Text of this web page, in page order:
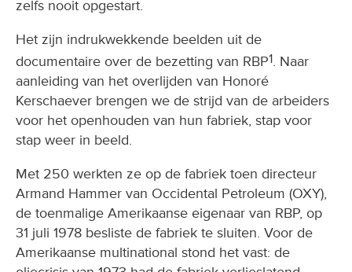
Het zijn indrukwekkende beelden uit de
documentaire over de bezetting van RBP
aanleiding van het overlijden van Honoré
Kerschaever brengen we de strijd van de arbeiders
voor het openhouden van hun fabriek, stap voor
stap weer in beeld.
Met 250 werkten ze op de fabriek toen directeur
de toenmalige Amerikaanse eigenaar van RBP, op
31 juli 1978 besliste de fabriek te sluiten. Voor de
Amerikaanse multinational stond het vast: de
oliecrisis van 1973 had de fabriek verlieslatend
gemaakt. RBP had meer dan 25 miljoen euro